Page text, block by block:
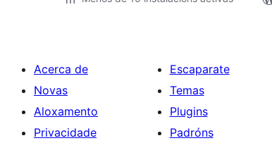
Acerca de
Novas
Aloxamento
Privacidade
Escaparate
Temas
Plugins
Padróns